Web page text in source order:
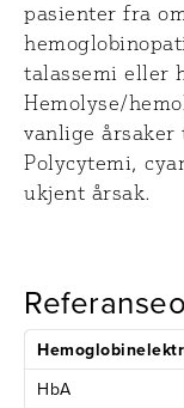
pasienter fra
talassemi eller
Hemolyse/
vanlige
Polycytemi,
ukjent årsak.
HbA